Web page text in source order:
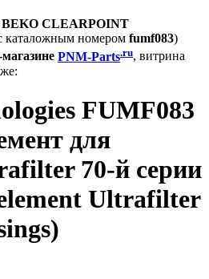
BEKO CLEARPOINT
каталожным номером fumf083)
PNM-Parts.ru, витрина
FUMF083
для
70-й серии
Ultrafilter